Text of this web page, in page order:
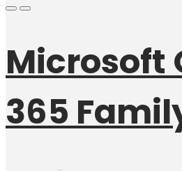
Microsoft
365